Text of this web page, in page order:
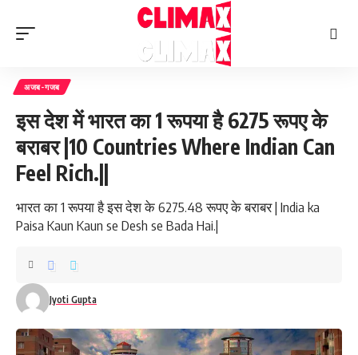
अजब-गजब
इस देश में भारत का 1 रूपया है 6275 रूपए के
बराबर |10 Countries Where Indian Can
Feel Rich.||
भारत का 1 रूपया है इस देश के 6275.48 रूपए के बराबर | India ka
Paisa Kaun Kaun se Desh se Bada Hai.|
Jyoti Gupta